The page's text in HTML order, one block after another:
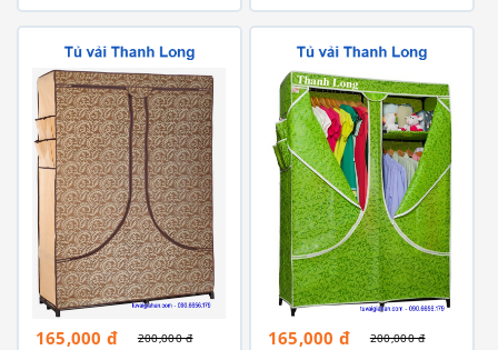
165,000 đ 200,000 đ 165,000 đ 200,000 đ